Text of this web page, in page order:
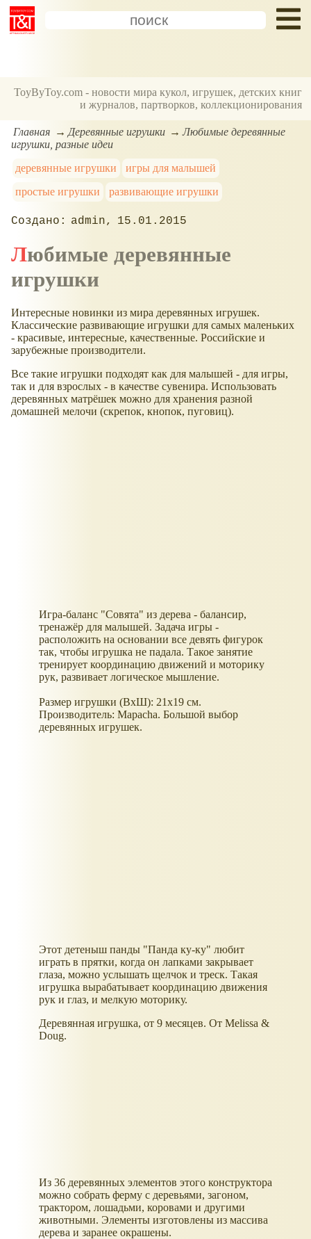
ToyByToy.com - новости мира кукол, игрушек, детских книг
и журналов, партворков, коллекционирования
Главная Деревянные игрушки
Любимые деревянные
игрушки, разные идеи
деревянные игрушки
игры для малышей
простые игрушки
развивающие игрушки
admin 15.01.2015
Любимые деревянные
игрушки
Интересные новинки из мира деревянных игрушек.
Классические развивающие игрушки для самых маленьких
- красивые, интересные, качественные. Российские и
зарубежные производители.
Все такие игрушки подходят как для малышей - для игры,
так и для взрослых - в качестве сувенира. Использовать
деревянных матрёшек можно для хранения разной
домашней мелочи (скрепок, кнопок, пуговиц).
Игра-баланс "Совята" из дерева - балансир,
тренажёр для малышей. Задача игры -
расположить на основании все девять фигурок
так, чтобы игрушка не падала. Такое занятие
тренирует координацию движений и моторику
рук, развивает логическое мышление.
Размер игрушки (ВхШ): 21х19 см.
Производитель: Mapacha. Большой выбор
деревянных игрушек.
Этот детеныш панды "Панда ку-ку" любит
играть в прятки, когда он лапками закрывает
глаза, можно услышать щелчок и треск. Такая
игрушка вырабатывает координацию движения
рук и глаз, и мелкую моторику.
Деревянная игрушка, от 9 месяцев. От Melissa &
Doug.
Из 36 деревянных элементов этого конструктора
можно собрать ферму с деревьями, загоном,
трактором, лошадьми, коровами и другими
животными. Элементы изготовлены из массива
дерева и заранее окрашены.